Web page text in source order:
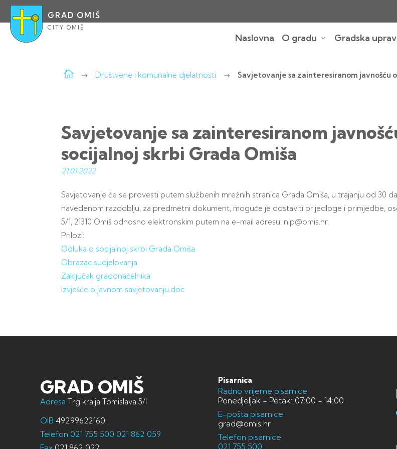
GRAD OMIŠ
CITY OMIŠ
Naslovna O gradu Gradska
Društvene i komunalne djelatnosti Savjetovanje sa zainteresiranom javnošću
Savjetovanje sa zainteresiranom
socijalnoj skrbi Grada Omiša
21.01.2022
Savjetovanje će se provesti putem službenih mrežnih stranica Grada Omiša, u trajanju od 30
navedenom razdoblju, za predmetni dokument, moguće je dostaviti prijedloge i primjedbe,
5/1, 21310 Omiš odnosno elektronskim putem na e-mail adresu: nip@omis.hr.
Prilozi:
Odluka o socijalnoj skrbi Grada Omiša
Obrazac sudjelovanja
Zaključak gradonačelnika
Izvješće o javnom savjetovanju.doc
GRAD OMIŠ
Adresa Trg kralja Tomislava 5/I
OIB 49299622160
Telefon 021 755 500 021 862 059
Pisarnica
Radno vrijeme pisarnice
Ponedjeljak - Petak: 07:00 - 14:00
E-pošta pisarnice
grad@omis.hr
Telefon pisarnice
021 755 500